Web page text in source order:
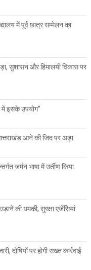
में पूर्व छात्र सम्मेलन का
सुशासन और हिमालयी विकास पर
में इसके उपयोग”
आने की जिद पर अड़ा
जर्मन भाषा में उर्तीण किया
की धमकी, सुरक्षा एजेंसियां
दोषियों पर होगी सख्त कार्रवाई